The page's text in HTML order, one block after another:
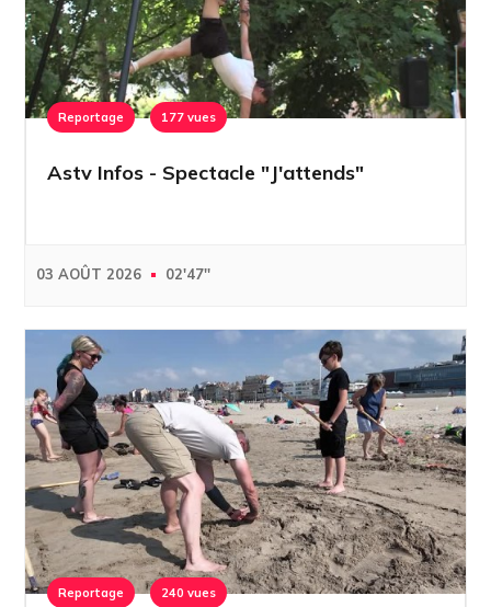
Reportage 177 vues
Astv Infos - Spectacle "J'attends"
03 AOÛT 2026 02'47''
Reportage 240 vues